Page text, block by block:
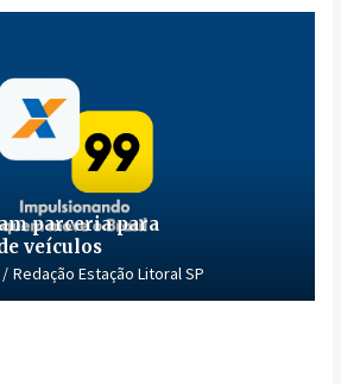
parceria para
veículos
Redação Estação Litoral SP